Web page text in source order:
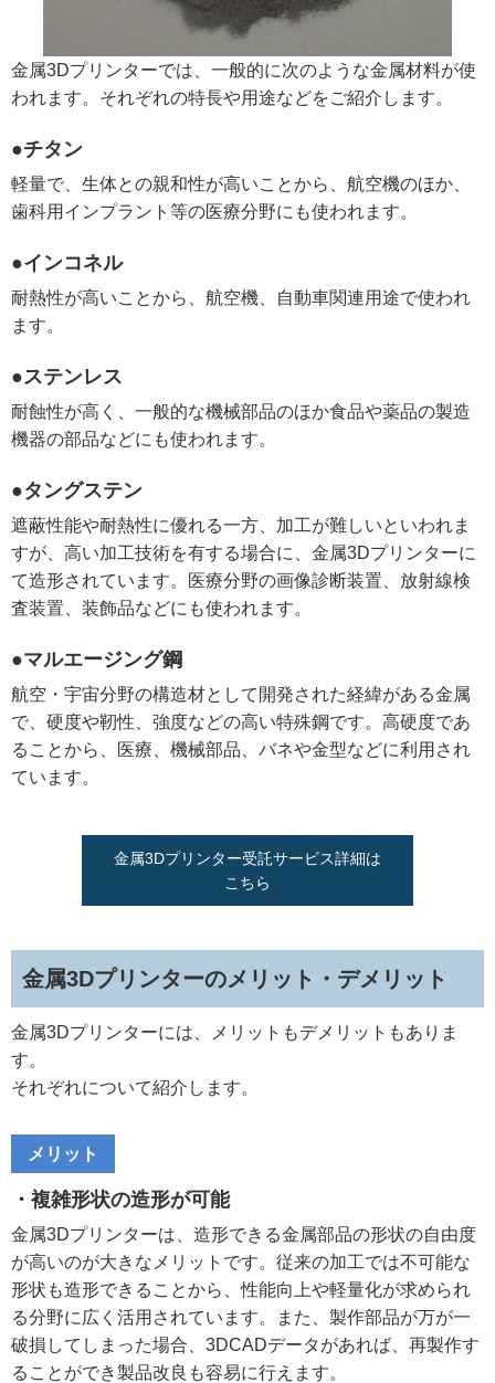
金属3Dプリンターでは、一般的に次のような金属材料が使
われます。それぞれの特長や用途などをご紹介します。
●チタン
軽量で、生体との親和性が高いことから、航空機のほか、
歯科用インプラント等の医療分野にも使われます。
●インコネル
耐熱性が高いことから、航空機、自動車関連用途で使われ
ます。
●ステンレス
耐蝕性が高く、一般的な機械部品のほか食品や薬品の製造
機器の部品などにも使われます。
●タングステン
遮蔽性能や耐熱性に優れる一方、加工が難しいといわれま
すが、高い加工技術を有する場合に、金属3Dプリンターに
て造形されています。医療分野の画像診断装置、放射線検
査装置、装飾品などにも使われます。
●マルエージング鋼
航空・宇宙分野の構造材として開発された経緯がある金属
で、硬度や靭性、強度などの高い特殊鋼です。高硬度であ
ることから、医療、機械部品、バネや金型などに利用され
ています。
金属3Dプリンター受託サービス詳細は
こちら
金属3Dプリンターのメリット・デメリット
金属3Dプリンターには、メリットもデメリットもありま
す。
それぞれについて紹介します。
メリット
・複雑形状の造形が可能
金属3Dプリンターは、造形できる金属部品の形状の自由度
が高いのが大きなメリットです。従来の加工では不可能な
形状も造形できることから、性能向上や軽量化が求められ
る分野に広く活用されています。また、製作部品が万が一
破損してしまった場合、3DCADデータがあれば、再製作す
ることができ製品改良も容易に行えます。